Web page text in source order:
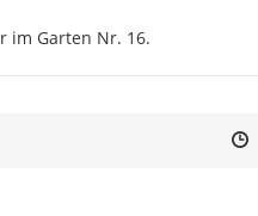
im Garten Nr. 16.